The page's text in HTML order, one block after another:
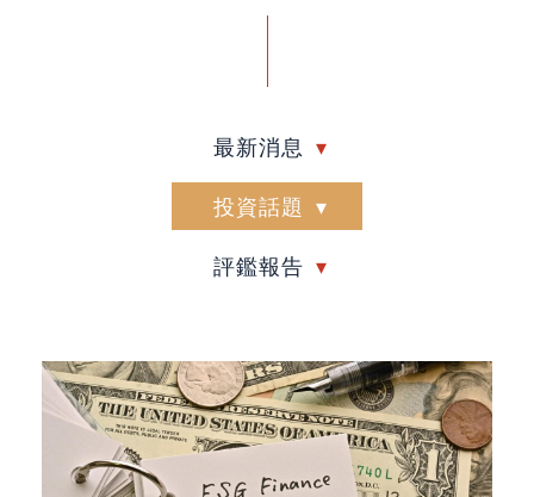
最新消息
投資話題
評鑑報告